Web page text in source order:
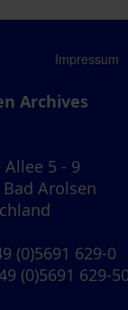
Impressum
Archives
Allee 5 - 9
Bad Arolsen
(0)5691 629-0
(0)5691 629-